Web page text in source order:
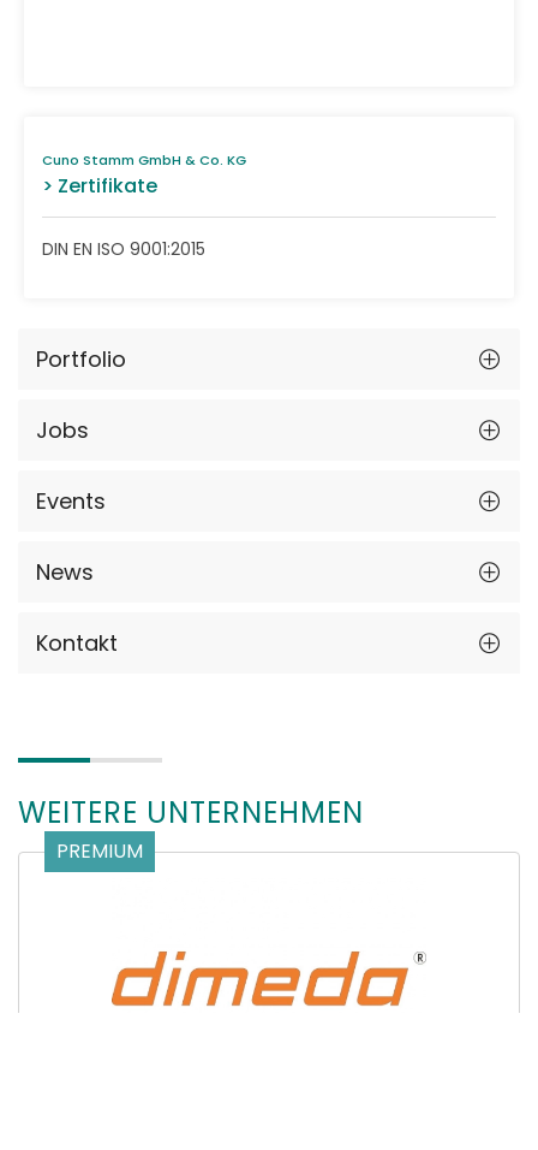
Cuno Stamm GmbH & Co. KG
> Zertifikate
DIN EN ISO 9001:2015
Portfolio
Jobs
Events
News
Kontakt
WEITERE UNTERNEHMEN
PREMIUM